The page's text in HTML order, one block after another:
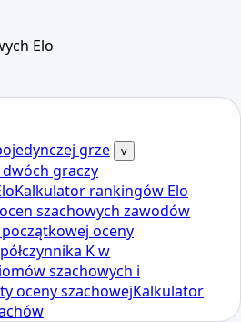
Elo
grze v
graczy
Kalkulator rankingów Elo
szachowych zawodów
oceny
K w
szachowych i
oceny szachowejKalkulator